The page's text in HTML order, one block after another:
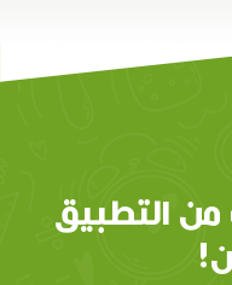
التطبيق